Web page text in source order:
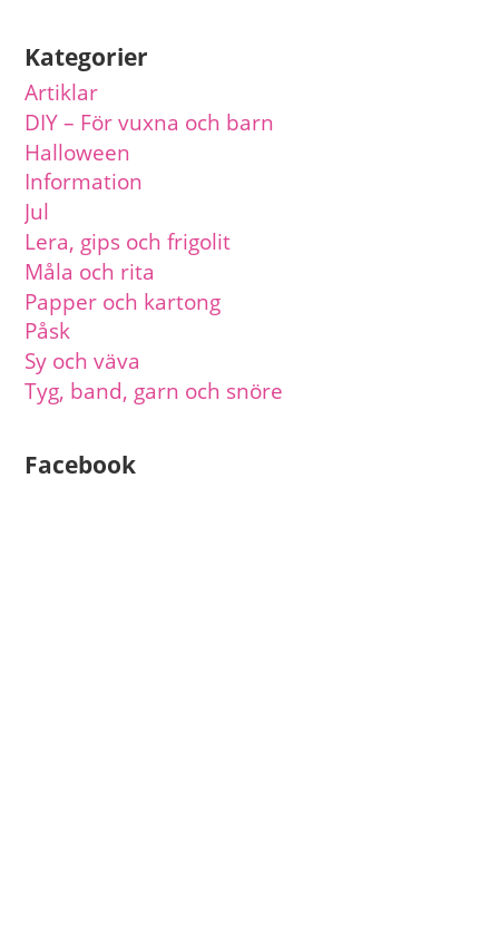
Kategorier
Artiklar
DIY – För vuxna och barn
Halloween
Information
Jul
Lera, gips och frigolit
Måla och rita
Papper och kartong
Påsk
Sy och väva
Tyg, band, garn och snöre
Facebook